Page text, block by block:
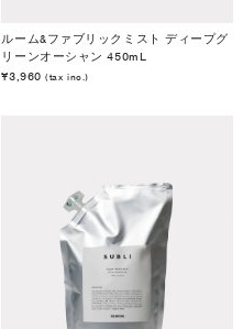
ルーム&ファブリックミスト ディープグ
リーンオーシャン 450mL
¥3,960 (tax inc.)